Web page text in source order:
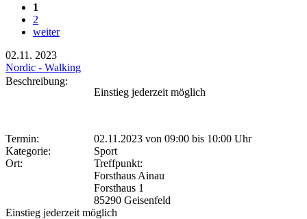
1
2
weiter
02.11. 2023
Nordic - Walking
Beschreibung:
Einstieg jederzeit möglich
Termin: 02.11.2023 von 09:00 bis 10:00 Uhr
Kategorie:
Sport
Ort:
Treffpunkt:
Forsthaus Ainau
Forsthaus 1
85290 Geisenfeld
Einstieg jederzeit möglich